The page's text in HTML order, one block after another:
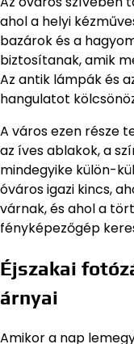
ahol a helyi
bazárok és a
biztosítanak, amik
Az antik lámpák és
hangulatot
A város ezen része
az íves ablakok, a
mindegyike külön-
óváros igazi kincs,
várnak, és ahol a
fényképezőgép
Éjszakai
árnyai
Amikor a nap